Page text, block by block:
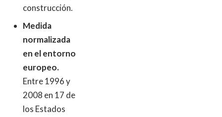
construcción.
Medida
normalizada
en el entorno
europeo.
Entre 1996 y
2008 en 17 de
los Estados